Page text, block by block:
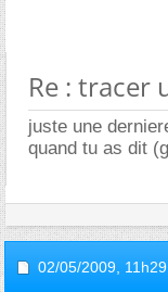
Re : tracer
juste une
quand tu as dit
02/05/2009, 11h29